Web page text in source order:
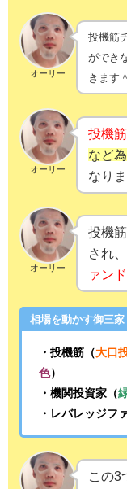
オーリー
投機筋
ができ
きます
オーリー
投機筋
など
なりま
オーリー
投機
され
ァンド
相場を動かす御三家
・投機筋（大口
色 ）
・機関投資家（
・レバレッジフ
この3